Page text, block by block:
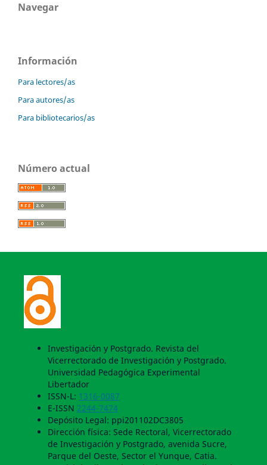
Navegar
Información
Para lectores/as
Para autores/as
Para bibliotecarios/as
Número actual
Investigación y Postgrado. Revista del
Vicerrectorado de Investigación y Postgrado.
Universidad Pedagógica Experimental
Libertador
ISSN-L: 1316-0087
E-ISSN 2244-7474
Depósito Legal: ppi201102DC3805
Dirección física: Sede Rectoral, Vicerrectorado
de Investigación y Postgrado, avenida Sucre,
Parque del Oeste, Sector el Yunque, Catia.